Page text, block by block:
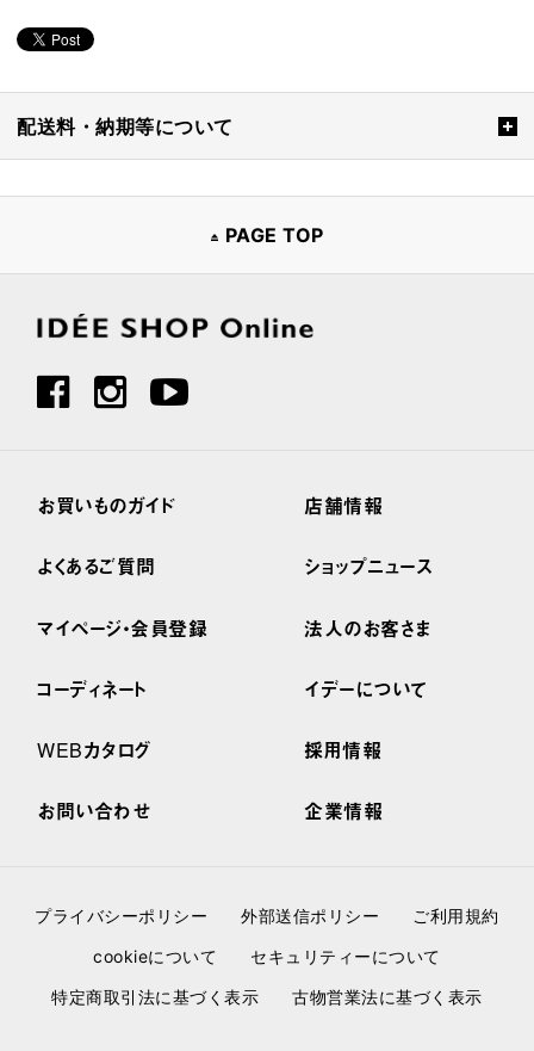
配送料・納期等について
PAGE TOP
お買いものガイド
よくあるご質問
マイページ・会員登録
コーディネート
WEBカタログ
お問い合わせ
店舗情報
ショップニュース
法人のお客さま
イデーについて
採用情報
企業情報
プライバシーポリシー 外部送信ポリシー
ご利用規約
cookieについて
セキュリティーについて
特定商取引法に基づく表示
古物営業法に基づく表示